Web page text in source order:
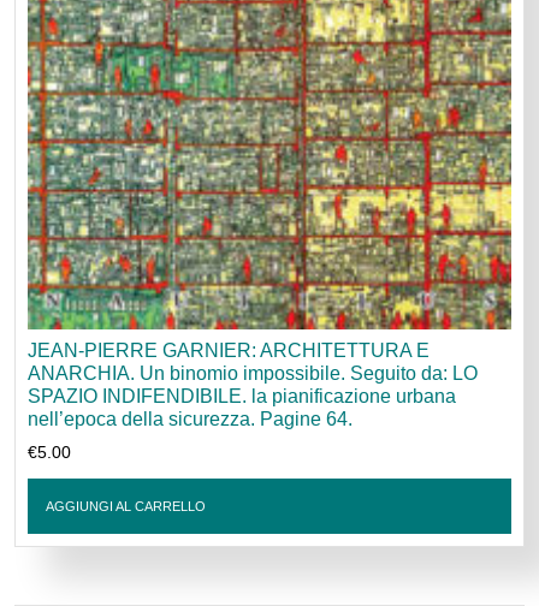
JEAN-PIERRE GARNIER: ARCHITETTURA E
ANARCHIA. Un binomio impossibile. Seguito da: LO
SPAZIO INDIFENDIBILE. la pianificazione urbana
nell’epoca della sicurezza. Pagine 64.
€5.00
AGGIUNGI AL CARRELLO